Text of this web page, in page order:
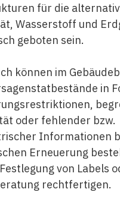
für die
Wasserstoff und
geboten sein.
können im
in
oder fehlender bzw.
Informationen
Erneuerung
von Labels
rechtfertigen.